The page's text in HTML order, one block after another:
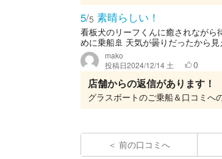
5/5 素晴らしい！
看板犬のリーフくんに癒されなが
めに乗船🚢 天気が曇りだったから
mako
投稿日2024/12/14 土 0
店舗からの返信があります！
前の口コミへ